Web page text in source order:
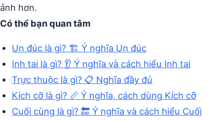
ảnh hơn.
Có thể bạn quan tâm
Un đúc là gì? 🏗️ Ý nghĩa Un đúc
Inh tai là gì? 👂 Ý nghĩa và cách hiểu Inh tai
Trực thuộc là gì? 📋 Nghĩa đầy đủ
Kích cỡ là gì? 📏 Ý nghĩa, cách dùng Kích cỡ
Cuối cùng là gì? 🔚 Ý nghĩa và cách hiểu Cuối